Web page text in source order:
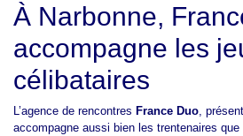
À Narbonne,
accompagne les
célibataires
L’agence de rencontres France Duo,
accompagne aussi bien les trentenaires